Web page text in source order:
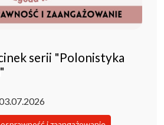
serii "Polonistyka